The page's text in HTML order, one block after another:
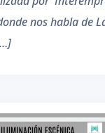
nos habla de